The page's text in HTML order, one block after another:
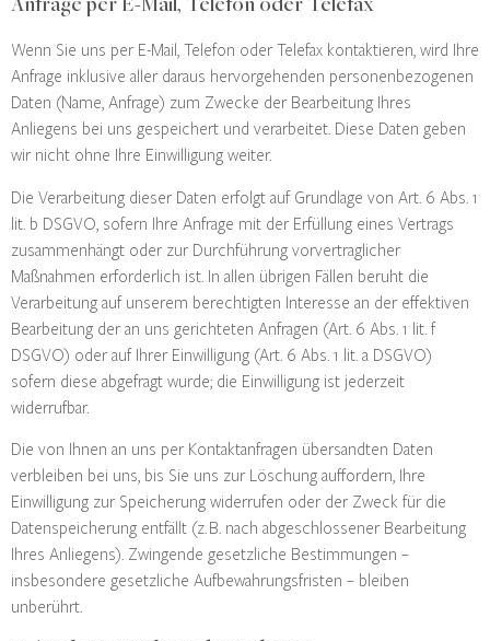
Anfrage per E-Mail, Telefon oder Telefax
Wenn Sie uns per E-Mail, Telefon oder Telefax kontaktieren, wird Ihre
Anfrage inklusive aller daraus hervorgehenden personenbezogenen
Daten (Name, Anfrage) zum Zwecke der Bearbeitung Ihres
Anliegens bei uns gespeichert und verarbeitet. Diese Daten geben
wir nicht ohne Ihre Einwilligung weiter.
Die Verarbeitung dieser Daten erfolgt auf Grundlage von Art. 6 Abs. 1
lit. b DSGVO, sofern Ihre Anfrage mit der Erfüllung eines Vertrags
zusammenhängt oder zur Durchführung vorvertraglicher
Maßnahmen erforderlich ist. In allen übrigen Fällen beruht die
Verarbeitung auf unserem berechtigten Interesse an der effektiven
Bearbeitung der an uns gerichteten Anfragen (Art. 6 Abs. 1 lit. f
DSGVO) oder auf Ihrer Einwilligung (Art. 6 Abs. 1 lit. a DSGVO)
sofern diese abgefragt wurde; die Einwilligung ist jederzeit
widerrufbar.
Die von Ihnen an uns per Kontaktanfragen übersandten Daten
verbleiben bei uns, bis Sie uns zur Löschung auffordern, Ihre
Einwilligung zur Speicherung widerrufen oder der Zweck für die
Datenspeicherung entfällt (z. B. nach abgeschlossener Bearbeitung
Ihres Anliegens). Zwingende gesetzliche Bestimmungen –
insbesondere gesetzliche Aufbewahrungsfristen – bleiben
unberührt.